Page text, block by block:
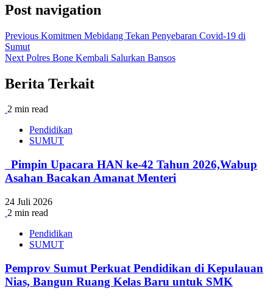
Post navigation
Previous Komitmen Mebidang Tekan Penyebaran Covid-19 di
Sumut
Next Polres Bone Kembali Salurkan Bansos
Berita Terkait
2 min read
Pendidikan
SUMUT
‎ ‎ Pimpin Upacara HAN ke-42 Tahun 2026,Wabup
Asahan Bacakan Amanat Menteri
24 Juli 2026
2 min read
Pendidikan
SUMUT
Pemprov Sumut Perkuat Pendidikan di Kepulauan
Nias, Bangun Ruang Kelas Baru untuk SMK